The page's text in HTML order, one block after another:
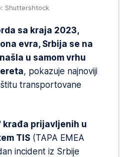
Shuttershtock
sa kraja 2023,
evra, Srbija se na
u samom vrhu
, pokazuje najnoviji
transportovane
krađa prijavljenih u
TIS (TAPA EMEA
incident iz Srbije